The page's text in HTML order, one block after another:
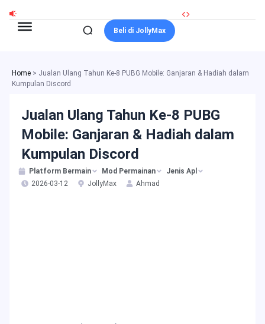
Beli di JollyMax
Home > Jualan Ulang Tahun Ke-8 PUBG Mobile: Ganjaran & Hadiah dalam
Kumpulan Discord
Jualan Ulang Tahun Ke-8 PUBG
Mobile: Ganjaran & Hadiah dalam
Kumpulan Discord
Platform Bermain Mod Permainan
Jenis Apl
2026-03-12
JollyMax Ahmad